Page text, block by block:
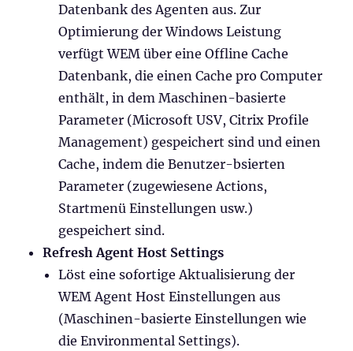
Datenbank des Agenten aus. Zur
Optimierung der Windows Leistung
verfügt WEM über eine Offline Cache
Datenbank, die einen Cache pro Computer
enthält, in dem Maschinen-basierte
Parameter (Microsoft USV, Citrix Profile
Management) gespeichert sind und einen
Cache, indem die Benutzer-bsierten
Parameter (zugewiesene Actions,
Startmenü Einstellungen usw.)
gespeichert sind.
Refresh Agent Host Settings
Löst eine sofortige Aktualisierung der
WEM Agent Host Einstellungen aus
(Maschinen-basierte Einstellungen wie
die Environmental Settings).